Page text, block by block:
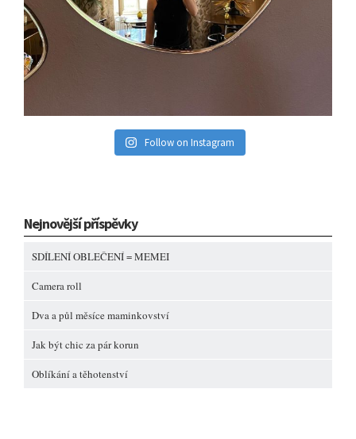
Follow on Instagram
Nejnovější příspěvky
SDÍLENÍ OBLEČENÍ = MEMEI
Camera roll
Dva a půl měsíce maminkovství
Jak být chic za pár korun
Oblíkání a těhotenství